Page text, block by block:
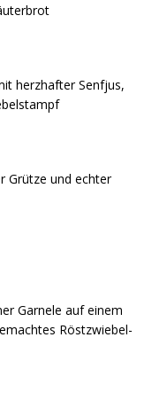
herzhafter Senfjus,
Grütze und echter
Garnele auf einem
Röstzwiebel-